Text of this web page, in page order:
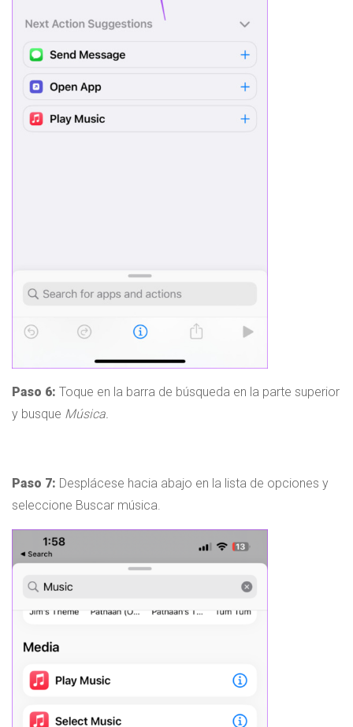
Paso 6: Toque en la barra de búsqueda en la parte superior
y busque Música.
Paso 7: Desplácese hacia abajo en la lista de opciones y
seleccione Buscar música.